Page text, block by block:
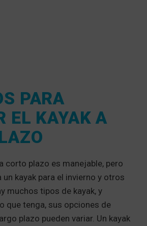
PARA
EL KAYAK A
corto plazo es manejable, pero
kayak para el invierno y otros
muchos tipos de kayak, y
que tenga, sus opciones de
plazo pueden variar. Un kayak